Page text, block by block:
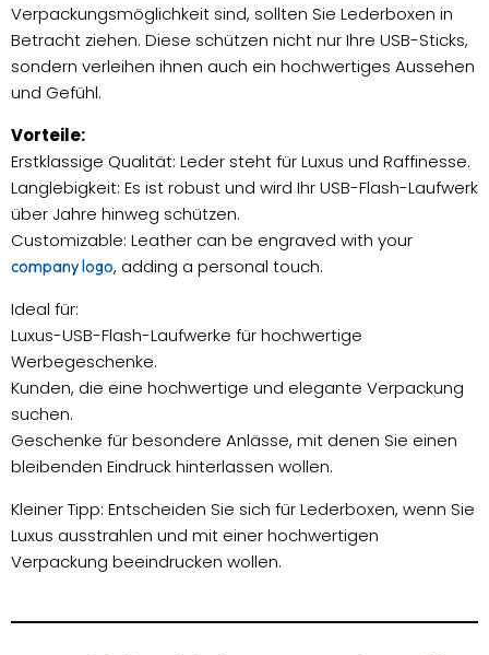
Verpackungsmöglichkeit sind, sollten Sie Lederboxen in
Betracht ziehen. Diese schützen nicht nur Ihre USB-Sticks,
sondern verleihen ihnen auch ein hochwertiges Aussehen
und Gefühl.
Vorteile:
Erstklassige Qualität: Leder steht für Luxus und Raffinesse.
Langlebigkeit: Es ist robust und wird Ihr USB-Flash-Laufwerk
über Jahre hinweg schützen.
Customizable: Leather can be engraved with your
company logo, adding a personal touch.
Ideal für:
Luxus-USB-Flash-Laufwerke für hochwertige
Werbegeschenke.
Kunden, die eine hochwertige und elegante Verpackung
suchen.
Geschenke für besondere Anlässe, mit denen Sie einen
bleibenden Eindruck hinterlassen wollen.
Kleiner Tipp: Entscheiden Sie sich für Lederboxen, wenn Sie
Luxus ausstrahlen und mit einer hochwertigen
Verpackung beeindrucken wollen.